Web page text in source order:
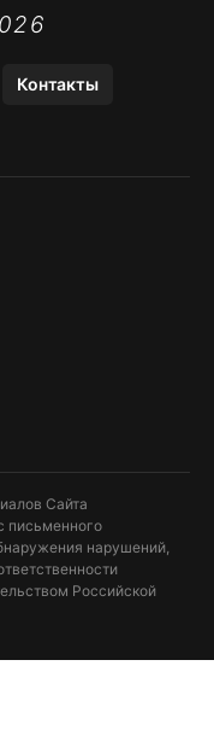
APP STORE
Контакты
Сайта
письменного
нарушений,
Российской